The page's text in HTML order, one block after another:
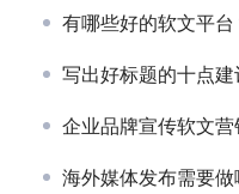
有哪些好的软文平台
写出好标题的十点建
企业品牌宣传软文营
海外媒体发布需要做